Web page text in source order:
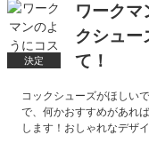
決定
ワークマ
クシュー
て！
コックシューズがほしい
で、何かおすすめがあれ
します！おしゃれなデザ